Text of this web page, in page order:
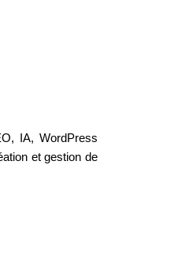
IA, WordPress
et gestion de